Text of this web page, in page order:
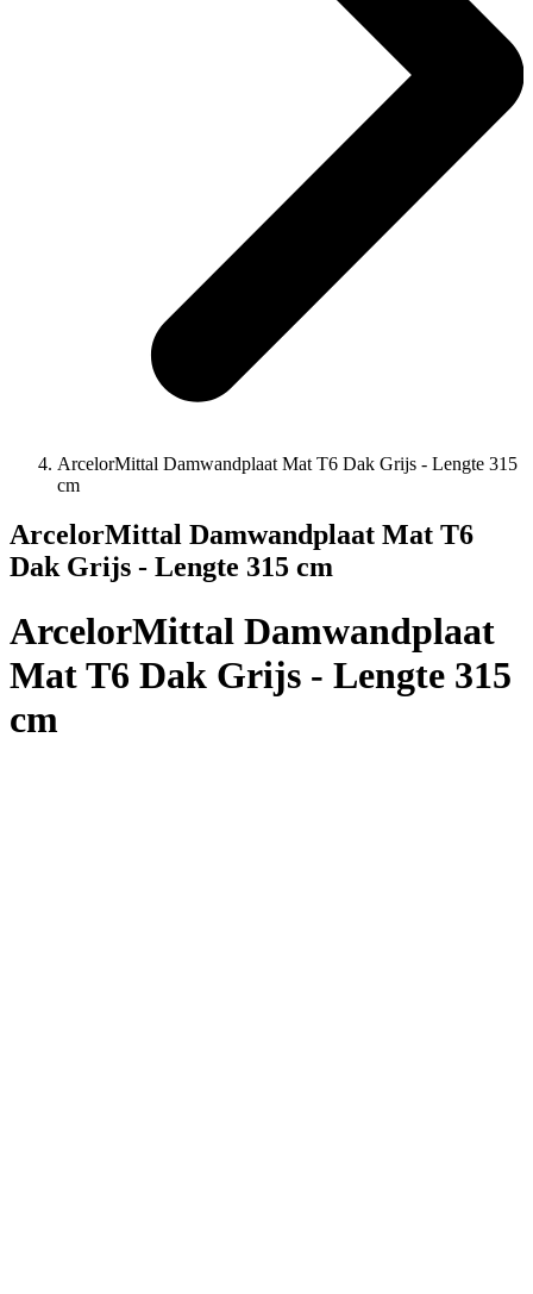
ArcelorMittal Damwandplaat Mat T6 Dak Grijs - Lengte 315
cm
ArcelorMittal Damwandplaat Mat T6
Dak Grijs - Lengte 315 cm
ArcelorMittal Damwandplaat
Mat T6 Dak Grijs - Lengte 315
cm